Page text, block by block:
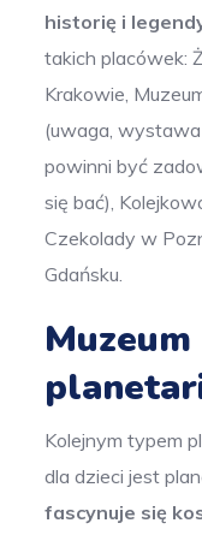
historię i
takich placówek:
Krakowie,
(uwaga,
powinni być
się bać),
Czekolady w
Gdańsku.
Kolejnym typem
dla dzieci jest
fascynuje się